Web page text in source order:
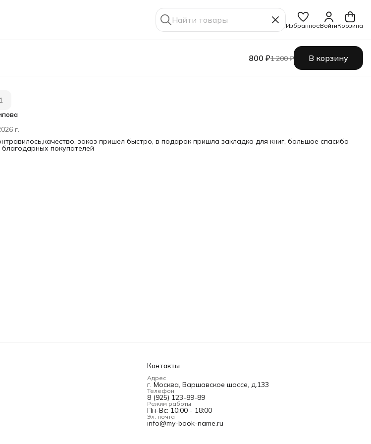
ИзбранноеВойтиКорзина
800 ₽1 200 ₽ В корзину
1
г.
заказ пришел быстро, в подарок пришла закладка для книг, большое спасибо
покупателей
Контакты
Адрес
г. Москва, Варшавское шоссе, д.133
Телефон
8 (925) 123-89-89
Режим работы
Пн-Вс: 10:00 - 18:00
Эл. почта
info@my-book-name.ru